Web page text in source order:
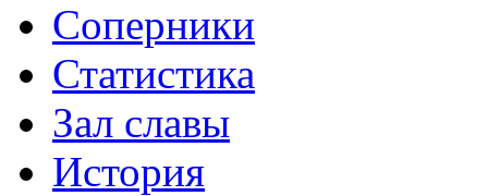
Соперники
Статистика
Зал славы
История